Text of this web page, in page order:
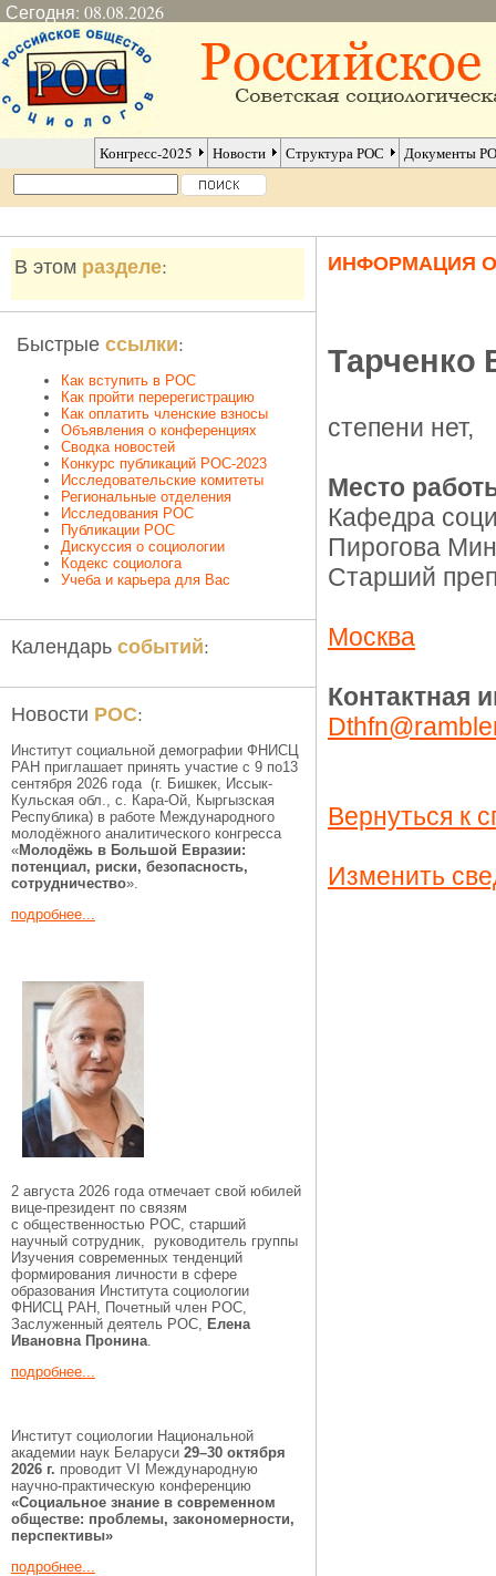
Сегодня: 08.08.2026
Конгресс-2025 Новости Структура РОС Документы
В этом разделе:
Быстрые ссылки:
Как вступить в РОС
Как пройти перерегистрацию
Как оплатить членские взносы
Объявления о конференциях
Сводка новостей
Конкурс публикаций РОС-2023
Исследовательские комитеты
Региональные отделения
Исследования РОС
Публикации РОС
Дискуссия о социологии
Кодекс социолога
Учеба и карьера для Вас
Календарь событий:
Новости РОС:
Институт социальной демографии ФНИСЦ
РАН приглашает принять участие с 9 по13
сентября 2026 года (г. Бишкек, Иссык-
Кульская обл., c. Кара-Ой, Кыргызская
Республика) в работе Международного
молодёжного аналитического конгресса
«Молодёжь в Большой Евразии:
потенциал, риски, безопасность,
сотрудничество».
подробнее...
2 августа 2026 года отмечает свой юбилей
вице-президент по связям
с общественностью РОС, старший
научный сотрудник, руководитель группы
Изучения современных тенденций
формирования личности в сфере
образования Института социологии
ФНИСЦ РАН, Почетный член РОС,
Заслуженный деятель РОС, Елена
Ивановна Пронина.
подробнее...
Институт социологии Национальной
академии наук Беларуси 29–30 октября
2026 г. проводит VI Международную
научно-практическую конференцию
«Социальное знание в современном
обществе: проблемы, закономерности,
перспективы»
подробнее...
ИНФОРМАЦИЯ
Тарченко
степени нет,
Место
Кафедра
Пирогова
Старший
Москва
Контактная
Вернуться к
Изменить